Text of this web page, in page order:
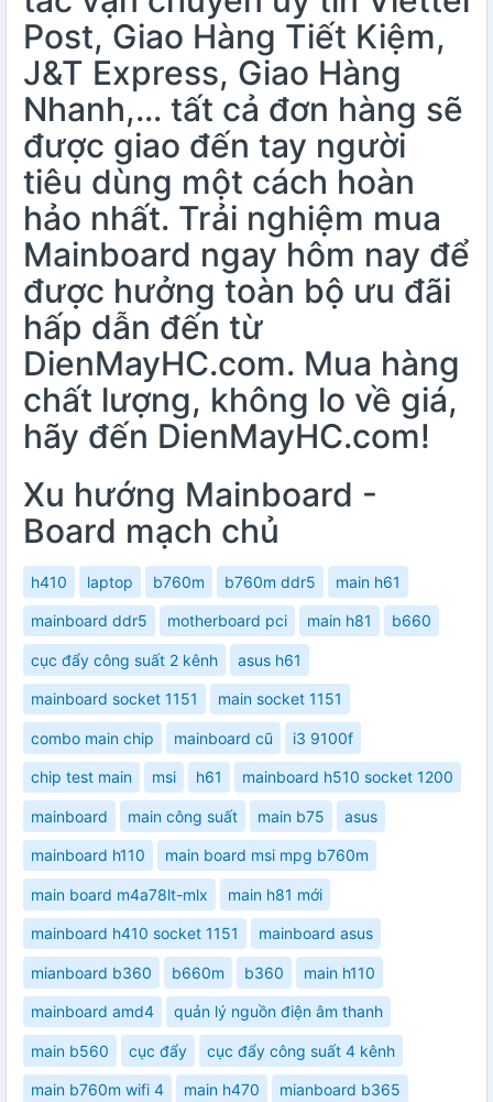
Post, Giao Hàng Tiết Kiệm,
J&T Express, Giao Hàng
Nhanh,… tất cả đơn hàng sẽ
được giao đến tay người
tiêu dùng một cách hoàn
hảo nhất. Trải nghiệm mua
Mainboard ngay hôm nay để
được hưởng toàn bộ ưu đãi
hấp dẫn đến từ
DienMayHC.com. Mua hàng
chất lượng, không lo về giá,
hãy đến DienMayHC.com!
Xu hướng Mainboard -
Board mạch chủ
h410 laptop b760m b760m ddr5 main h61
mainboard ddr5 motherboard pci main h81 b660
cục đẩy công suất 2 kênh asus h61
mainboard socket 1151 main socket 1151
combo main chip mainboard cũ i3 9100f
chip test main msi h61 mainboard h510 socket 1200
mainboard main công suất main b75 asus
mainboard h110 main board msi mpg b760m
main board m4a78lt-mlx main h81 mới
mainboard h410 socket 1151 mainboard asus
mianboard b360 b660m b360 main h110
mainboard amd4 quản lý nguồn điện âm thanh
main b560 cục đẩy cục đẩy công suất 4 kênh
main b760m wifi 4 main h470 mianboard b365